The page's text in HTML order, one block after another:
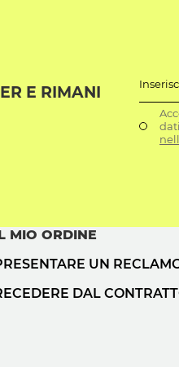
E RIMANI
MIO ORDINE
UN
DAL